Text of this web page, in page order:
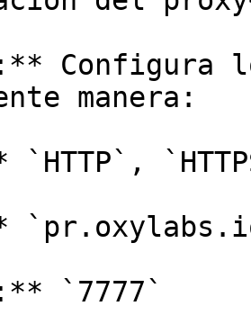
Configura
manera:
`7777`